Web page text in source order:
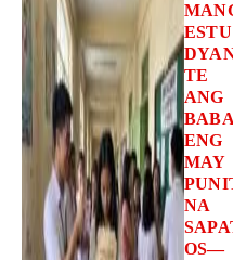
ESTU
TE
ANG
ENG
MAY
NA
OS—